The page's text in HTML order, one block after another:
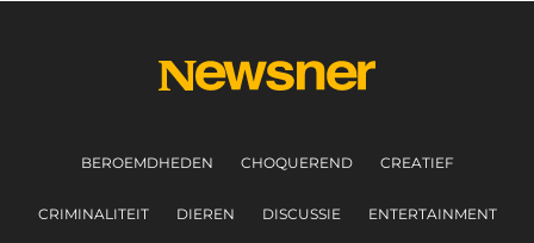
BEROEMDHEDEN CHOQUEREND CREATIEF
CRIMINALITEIT DIEREN DISCUSSIE ENTERTAINMENT